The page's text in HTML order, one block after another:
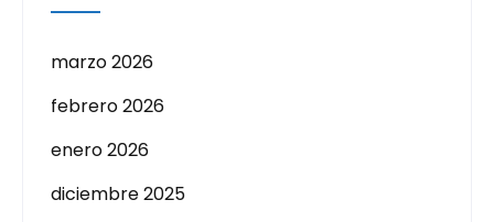
marzo 2026
febrero 2026
enero 2026
diciembre 2025